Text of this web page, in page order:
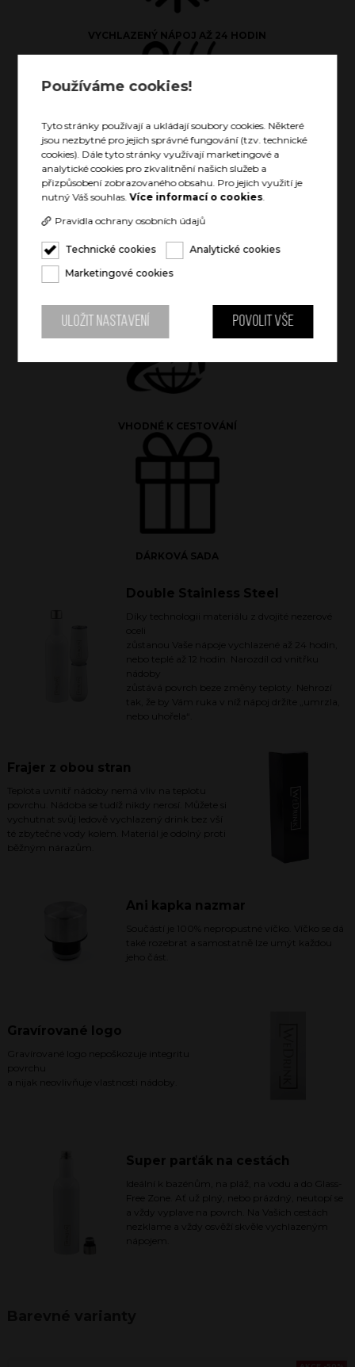
Používáme cookies!
Tyto stránky používají a ukládají soubory cookies. Některé
jsou nezbytné pro jejich správné fungování (tzv. technické
cookies). Dále tyto stránky využívají marketingové a
analytické cookies pro zkvalitnění našich služeb a
přizpůsobení zobrazovaného obsahu. Pro jejich využití je
nutný Váš souhlas.Více informací o cookies.
Pravidla ochrany osobních údajů
Technické cookies
Analytické cookies
Marketingové cookies
Uložit nastavení Povolit vše
VYCHLAZENÝ NÁPOJ AŽ 24 HODIN
TEPLÝ NÁPOJ AŽ 12 HODIN
VHODNÉ K CESTOVÁNÍ
DÁRKOVÁ SADA
Double Stainless Steel
Díky technologii materiálu z dvojité nezerové
oceli
zůstanou Vaše nápoje vychlazené až 24 hodin,
nebo teplé až 12 hodin. Narozdíl od vnitřku
nádoby
zůstává povrch beze změny teploty. Nehrozí
tak, že by Vám ruka v níž nápoj držíte „umrzla,
nebo uhořela“.
Frajer z obou stran
Teplota uvnitř nádoby nemá vliv na teplotu
povrchu. Nádoba se tudíž nikdy nerosí. Můžete si
vychutnat svůj ledově vychlazený drink bez vší
té zbytečné vody kolem. Materiál je odolný proti
běžným nárazům.
Ani kapka nazmar
Součástí je 100% nepropustné víčko. Víčko se dá
také rozebrat a samostatně lze umýt každou
jeho část.
Gravírované logo
Gravírované logo nepoškozuje integritu
povrchu
a nijak neovlivňuje vlastnosti nádoby.
Super parťák na cestách
Ideální k bazénům, na pláž, na vodu a do Glass-
Free Zone. Ať už plný, nebo prázdný, neutopí se
a vždy vyplave na povrch. Na Vašich cestách
nezklame a vždy osvěží skvěle vychlazeným
nápojem.